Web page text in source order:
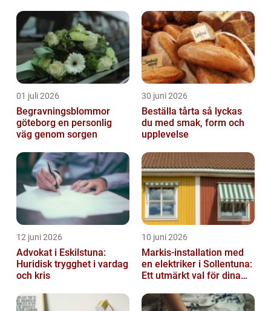
01 juli 2026
Begravningsblommor
göteborg en personlig
väg genom sorgen
30 juni 2026
Beställa tårta så lyckas
du med smak, form och
upplevelse
12 juni 2026
Advokat i Eskilstuna:
Huridisk trygghet i vardag
och kris
10 juni 2026
Markis-installation med
en elektriker i Sollentuna:
Ett utmärkt val för dina